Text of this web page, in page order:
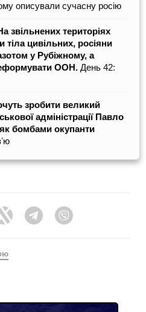
описували сучасну росію
звільнених територіях
цивільних, росіяни
у Рубіжному, а
ООН. День 42:
зробити великий
адміністрації Павло
бомбами окупанти
Twitter TelegramViber